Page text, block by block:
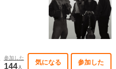
参加した
144人
気になる 参加した